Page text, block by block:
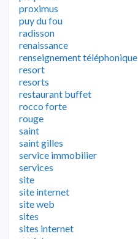
proximus
puy du fou
radisson
renaissance
renseignement téléphonique
resort
resorts
restaurant buffet
rocco forte
rouge
saint
saint gilles
service immobilier
services
site
site internet
site web
sites
sites internet